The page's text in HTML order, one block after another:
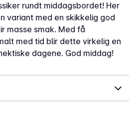
rundt middagsbordet! Her
variant med en skikkelig god
masse smak. Med få
med tid blir dette virkelig en
dagene. God middag!